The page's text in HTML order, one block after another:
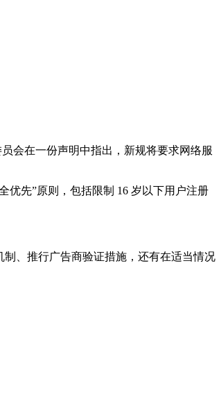
会在一份声明中指出，新规将要求网络服
优先”原则，包括限制 16 岁以下用户注册
、推行广告商验证措施，还有在适当情况